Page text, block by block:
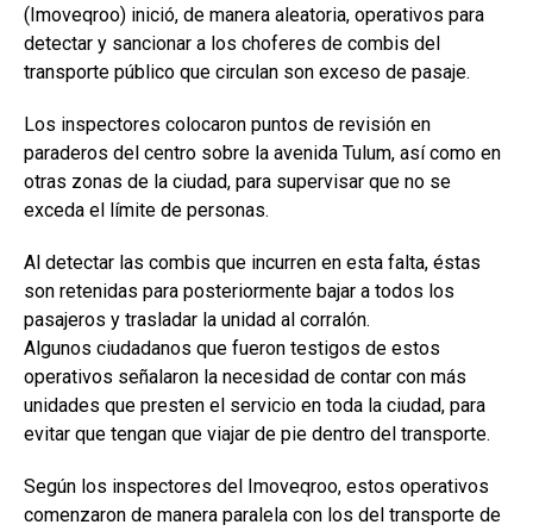
(Imoveqroo) inició, de manera aleatoria, operativos para
detectar y sancionar a los choferes de combis del
transporte público que circulan son exceso de pasaje.
Los inspectores colocaron puntos de revisión en
paraderos del centro sobre la avenida Tulum, así como en
otras zonas de la ciudad, para supervisar que no se
exceda el límite de personas.
Al detectar las combis que incurren en esta falta, éstas
son retenidas para posteriormente bajar a todos los
pasajeros y trasladar la unidad al corralón.
Algunos ciudadanos que fueron testigos de estos
operativos señalaron la necesidad de contar con más
unidades que presten el servicio en toda la ciudad, para
evitar que tengan que viajar de pie dentro del transporte.
Según los inspectores del Imoveqroo, estos operativos
comenzaron de manera paralela con los del transporte de